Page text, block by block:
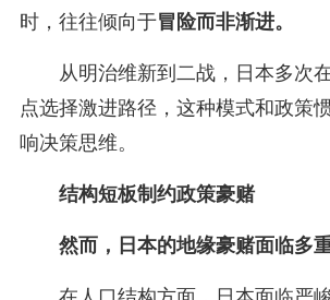
时，往往倾向于冒险而非渐进。
从明治维新到二战，日本多次
点选择激进路径，这种模式和政策
响决策思维。
结构短板制约政策豪赌
然而，日本的地缘豪赌面临多